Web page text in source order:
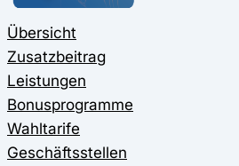
Übersicht
Zusatzbeitrag
Leistungen
Bonusprogramme
Wahltarife
Geschäftsstellen